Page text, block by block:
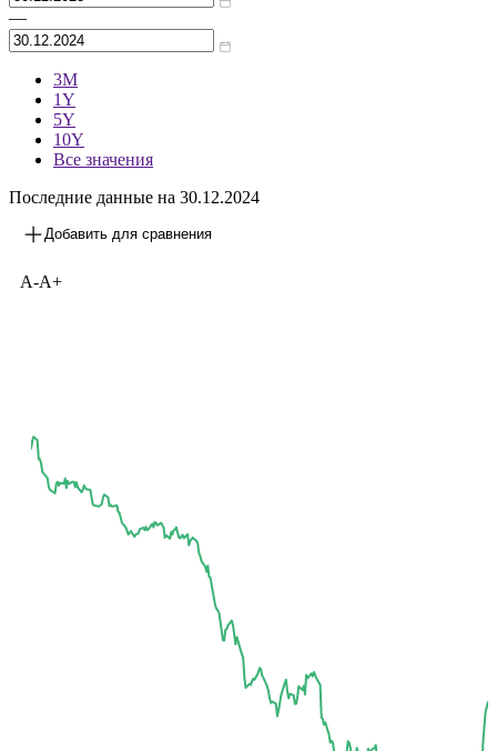
—
3М
1Y
5Y
10Y
Все значения
Последние данные на 30.12.2024
Добавить для сравнения